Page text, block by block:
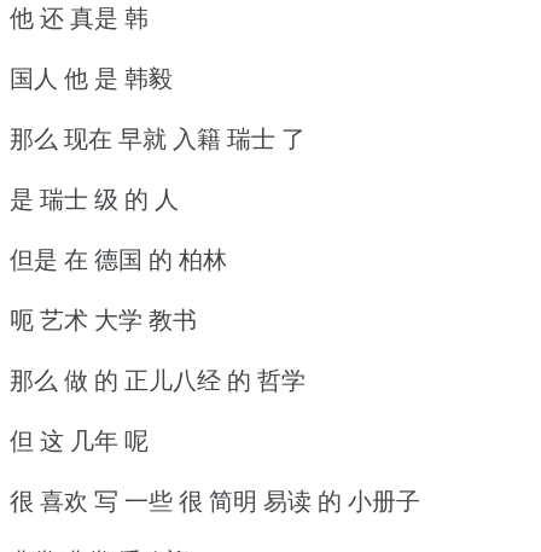
他 还 真是 韩
国人 他 是 韩毅
那么 现在 早就 入籍 瑞士 了
是 瑞士 级 的 人
但是 在 德国 的 柏林
呃 艺术 大学 教书
那么 做 的 正儿八经 的 哲学
但 这 几年 呢
很 喜欢 写 一些 很 简明 易读 的 小册子